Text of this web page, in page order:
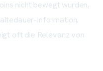
nicht bewegt wurden,
Information.
oft die Relevanz von